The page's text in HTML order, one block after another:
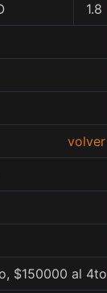
1.8
volver
$150000 al 4to